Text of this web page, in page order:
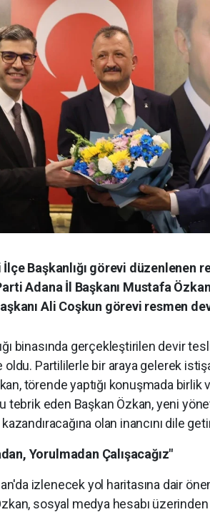
İlçe Başkanlığı görevi
Adana İl Başkanı Mustafa
Ali Coşkun görevi resmen
binasında gerçekleştirilen devir
Partililerle bir araya gelerek
törende yaptığı konuşmada
tebrik eden Başkan Özkan, yeni
olan inancını dile
Yorulmadan Çalışacağız"
izlenecek yol haritasına dair
sosyal medya hesabı üzerinden